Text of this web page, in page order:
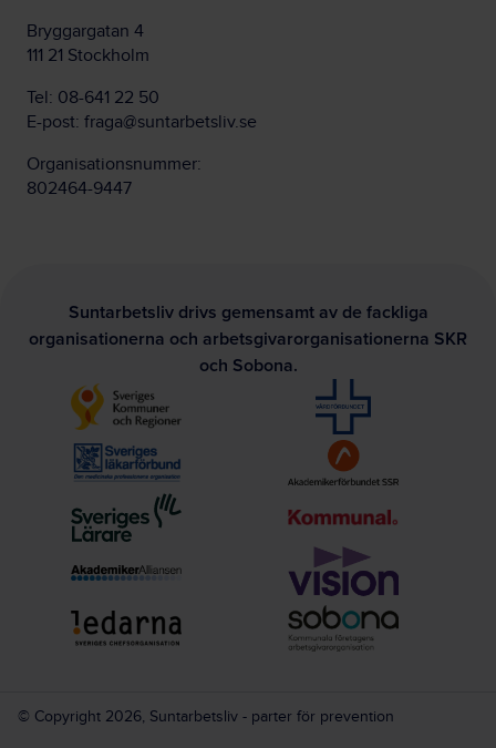
Bryggargatan 4
111 21 Stockholm
Tel: 08-641 22 50
E-post: fraga@suntarbetsliv.se
Organisationsnummer:
802464-9447
Suntarbetsliv drivs gemensamt av de fackliga
organisationerna och arbetsgivarorganisationerna SKR
och Sobona.
© Copyright 2026, Suntarbetsliv - parter för prevention